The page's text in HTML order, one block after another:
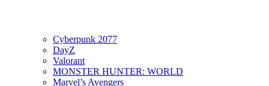
Cyberpunk 2077
DayZ
Valorant
MONSTER HUNTER: WORLD
Marvel’s Avengers